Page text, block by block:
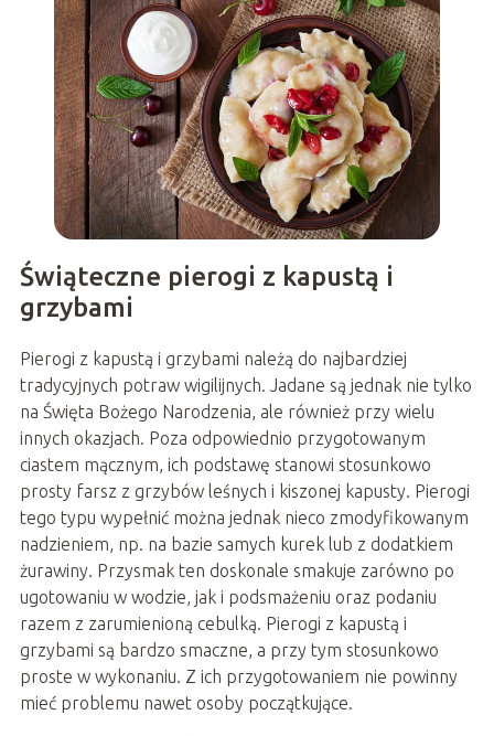
Świąteczne pierogi z kapustą i
grzybami
Pierogi z kapustą i grzybami należą do najbardziej
tradycyjnych potraw wigilijnych. Jadane są jednak nie tylko
na Święta Bożego Narodzenia, ale również przy wielu
innych okazjach. Poza odpowiednio przygotowanym
ciastem mącznym, ich podstawę stanowi stosunkowo
prosty farsz z grzybów leśnych i kiszonej kapusty. Pierogi
tego typu wypełnić można jednak nieco zmodyfikowanym
nadzieniem, np. na bazie samych kurek lub z dodatkiem
żurawiny. Przysmak ten doskonale smakuje zarówno po
ugotowaniu w wodzie, jak i podsmażeniu oraz podaniu
razem z zarumienioną cebulką. Pierogi z kapustą i
grzybami są bardzo smaczne, a przy tym stosunkowo
proste w wykonaniu. Z ich przygotowaniem nie powinny
mieć problemu nawet osoby początkujące.